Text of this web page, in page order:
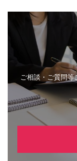
ご相談・ご質問等